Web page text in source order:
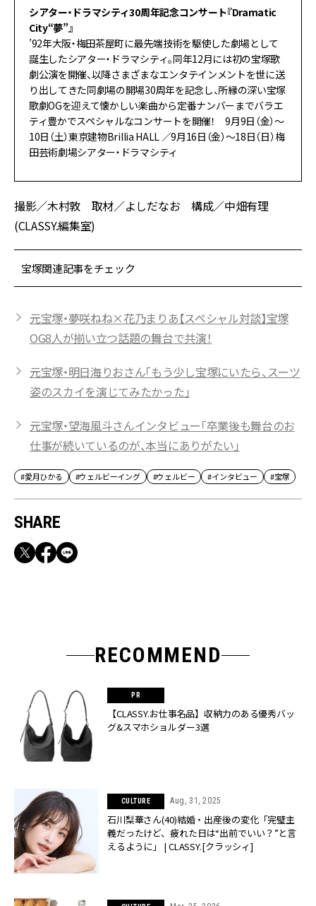
シアター・ドラマシティ30周年記念コンサート『Dramatic
City“夢”』
’92年大阪・梅田茶屋町に最先端技術を駆使した劇場として
誕生したシアター・ドラマシティ。同年12月には初の宝塚歌
劇公演を開催、以降さまざまなエンタテインメントを世に送
り出してきた同劇場の開場30周年を記念し、所縁の深い宝塚
歌劇OGを迎えて懐かしい楽曲から定番ナンバーまでバラエ
ティ豊かでスペシャルなコンサートを開催！ 9月9日（金）～
10日（土）東京建物Brillia HALL ／9月16日（金）～18日（日）梅
田芸術劇場シアター・ドラマシティ
撮影／木村敦 取材／よしだなお 構成／中畑有理
(CLASSY.編集室)
宝塚関連記事をチェック
元宝塚・夢咲ねね×花乃まりあ【スペシャル対談】宝塚
OG8人が揃い立つ話題の舞台で共演！
元宝塚・明日海りおさん「もう少し宝塚にいたら、スーツ
姿のスカイを演じてみたかった」
元宝塚・望海風斗さんインタビュー「卒業後も舞台のお
仕事が続いているのが、本当にありがたい」
#愛月ひかる #ウェルビーイング #ウェルビー #インタビュー #宝塚
SHARE
RECOMMEND
【CLASSY.お仕事名品】収納力のある優秀バッ
グ&スマホショルダー3選
CULTURE Aug, 31, 2025
石川梨華さん(40)結婚・出産後の変化「完璧主
義だったけど、疲れた日は“出前でいい？”と言
えるように」 | CLASSY.[クラッシィ]